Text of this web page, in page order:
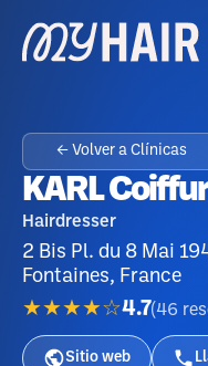
← Volver a Clínicas
KARL
Hairdresser
2 Bis Pl. du 8 Mai
Fontaines, France
★★★★☆4.7(46
Sitio web